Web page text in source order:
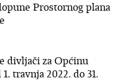
Prostornog plana
divljači za Općinu
travnja 2022. do 31.